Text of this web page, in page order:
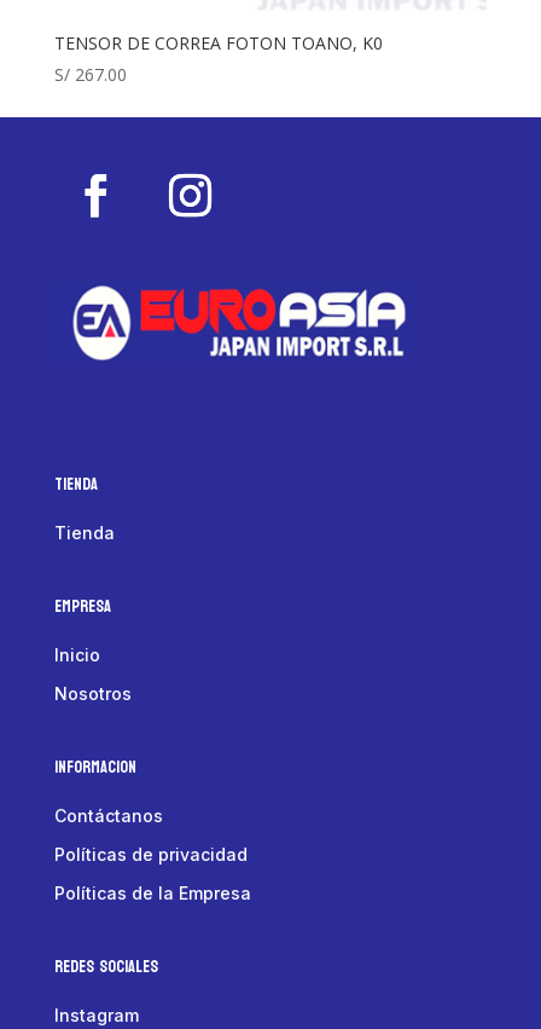
TENSOR DE CORREA FOTON TOANO, K0
S/267.00
Tienda
Tienda
Empresa
Inicio
Nosotros
Informacion
Contáctanos
Políticas de privacidad
Políticas de la Empresa
Redes Sociales
Instagram